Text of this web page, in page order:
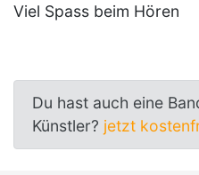
Viel Spass beim Hören
Du hast auch eine
Künstler? jetzt